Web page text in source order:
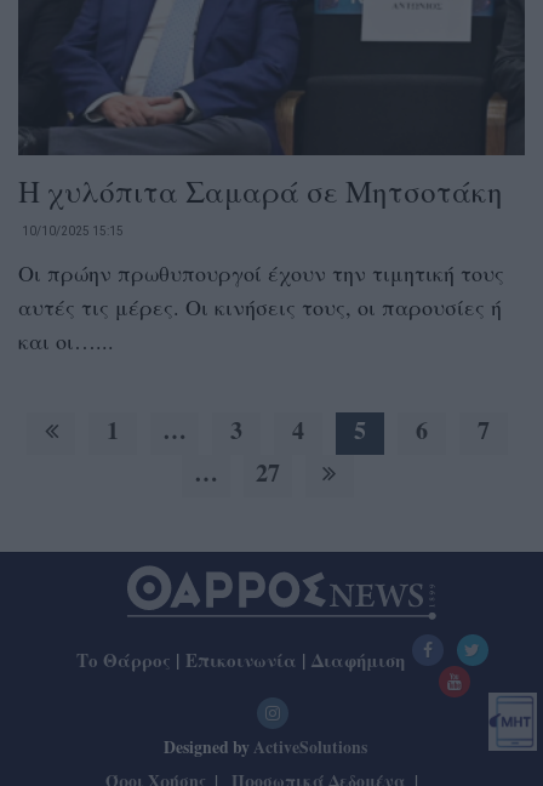
Η χυλόπιτα Σαμαρά σε Μητσοτάκη
10/10/2025 15:15
Οι πρώην πρωθυπουργοί έχουν την τιμητική τους
αυτές τις μέρες. Οι κινήσεις τους, οι παρουσίες ή
και οι…...
1 … 3 4 5 6
7
…
27
Το Θάρρος | Επικοινωνία | Διαφήμιση
Designed by ActiveSolutions